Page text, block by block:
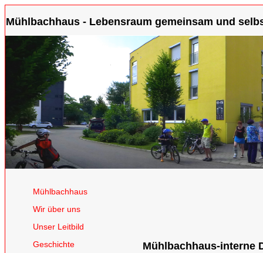
Mühlbachhaus - Lebensraum gemeinsam und
Mühlbachhaus
Wir über uns
Unser Leitbild
Geschichte
Mühlbachhaus-interne